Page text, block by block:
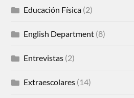
Educación Física (2)
English Department (8)
Entrevistas (2)
Extraescolares (14)